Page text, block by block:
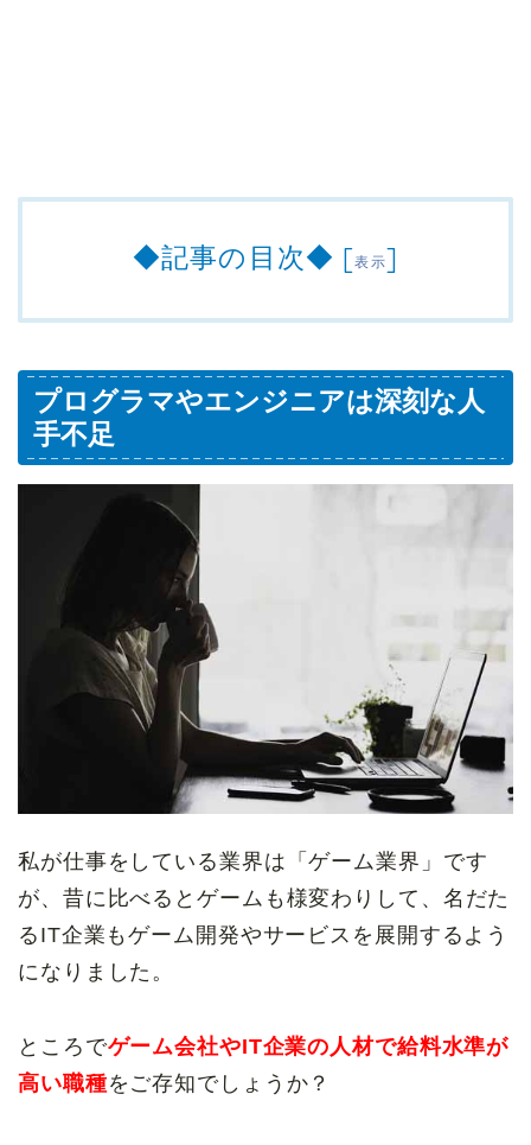
◆記事の目次◆ [表示]
プログラマやエンジニアは深刻な人
手不足
私が仕事をしている業界は「ゲーム業界」です
が、昔に比べるとゲームも様変わりして、名だた
るIT企業もゲーム開発やサービスを展開するよう
になりました。
ところでゲーム会社やIT企業の人材で給料水準が
高い職種をご存知でしょうか？